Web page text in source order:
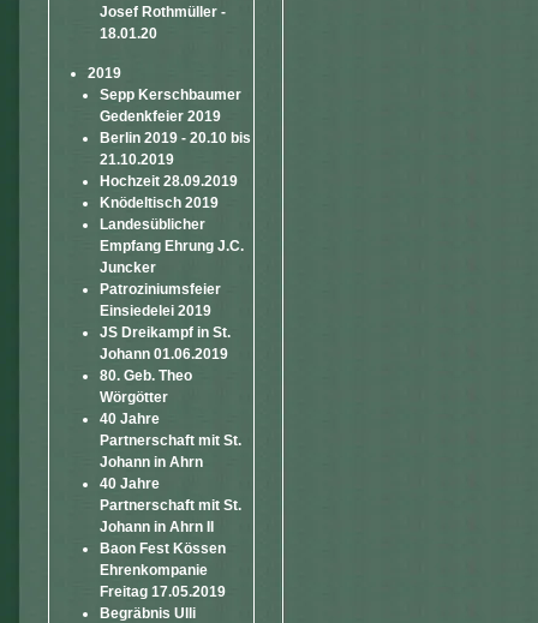
Josef Rothmüller -
18.01.20
2019
Sepp Kerschbaumer
Gedenkfeier 2019
Berlin 2019 - 20.10 bis
21.10.2019
Hochzeit 28.09.2019
Knödeltisch 2019
Landesüblicher
Empfang Ehrung J.C.
Juncker
Patroziniumsfeier
Einsiedelei 2019
JS Dreikampf in St.
Johann 01.06.2019
80. Geb. Theo
Wörgötter
40 Jahre
Partnerschaft mit St.
Johann in Ahrn
40 Jahre
Partnerschaft mit St.
Johann in Ahrn II
Baon Fest Kössen
Ehrenkompanie
Freitag 17.05.2019
Begräbnis Ulli